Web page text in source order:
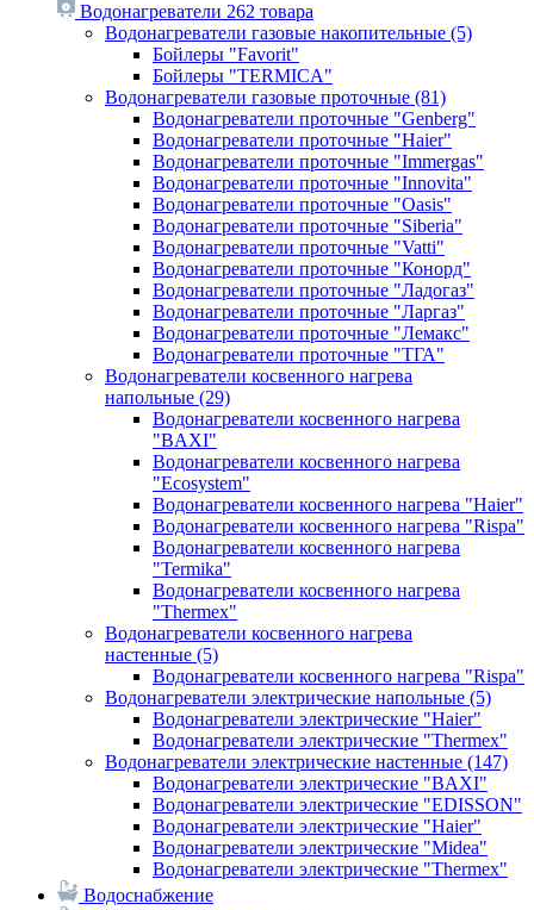
Водонагреватели 262 товара
Водонагреватели газовые накопительные (5)
Бойлеры "Favorit"
Бойлеры "TERMICA"
Водонагреватели газовые проточные (81)
Водонагреватели проточные "Genberg"
Водонагреватели проточные "Haier"
Водонагреватели проточные "Immergas"
Водонагреватели проточные "Innovita"
Водонагреватели проточные "Oasis"
Водонагреватели проточные "Siberia"
Водонагреватели проточные "Vatti"
Водонагреватели проточные "Конорд"
Водонагреватели проточные "Ладогаз"
Водонагреватели проточные "Ларгаз"
Водонагреватели проточные "Лемакс"
Водонагреватели проточные "ТГА"
Водонагреватели косвенного нагрева
напольные (29)
Водонагреватели косвенного нагрева
"BAXI"
Водонагреватели косвенного нагрева
"Ecosystem"
Водонагреватели косвенного нагрева "Haier"
Водонагреватели косвенного нагрева "Rispa"
Водонагреватели косвенного нагрева
"Termika"
Водонагреватели косвенного нагрева
"Thermex"
Водонагреватели косвенного нагрева
настенные (5)
Водонагреватели косвенного нагрева "Rispa"
Водонагреватели электрические напольные (5)
Водонагреватели электрические "Haier"
Водонагреватели электрические "Thermex"
Водонагреватели электрические настенные (147)
Водонагреватели электрические "BAXI"
Водонагреватели электрические "EDISSON"
Водонагреватели электрические "Haier"
Водонагреватели электрические "Midea"
Водонагреватели электрические "Thermex"
Водоснабжение